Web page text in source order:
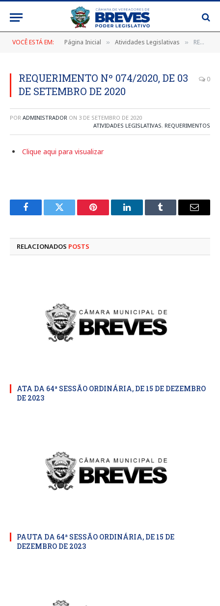
VOCÊ ESTÁ EM: Página Inicial » Atividades Legislativas » REQUERIMENTO Nº 074/2020, DE 03 DE SETEMBRO DE 2020
REQUERIMENTO Nº 074/2020, DE 03
DE SETEMBRO DE 2020
0
POR ADMINISTRADOR ON 3 DE SETEMBRO DE 2020
ATIVIDADES LEGISLATIVAS, REQUERIMENTOS
Clique aqui para visualizar
FacebookTwitter Pinterest LinkedInTumblr
E-
RELACIONADOS POSTS
ATA DA 64ª SESSÃO ORDINÁRIA, DE 15 DE DEZEMBRO
DE 2023
PAUTA DA 64ª SESSÃO ORDINÁRIA, DE 15 DE
DEZEMBRO DE 2023